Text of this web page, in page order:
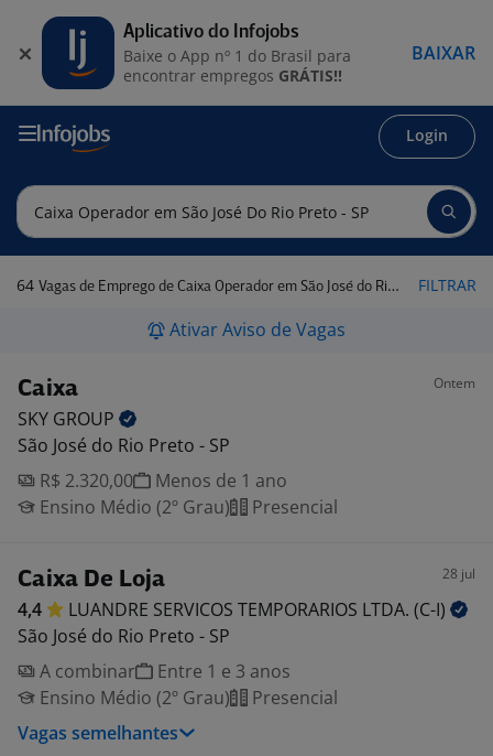
Login
64 Vagas de Emprego de Caixa Operador em São José do Rio Preto - SP FILTRAR
Ativar Aviso de Vagas
Caixa Ontem
SKY GROUP
São José do Rio Preto - SP
R$ 2.320,00
Menos de 1 ano
Ensino Médio (2º Grau)
Presencial
Caixa De Loja 28 jul
4,4 LUANDRE SERVICOS TEMPORARIOS LTDA. (C-I)
São José do Rio Preto - SP
A combinar
Entre 1 e 3 anos
Ensino Médio (2º Grau)
Presencial
Vagas semelhantes
Aplicativo do Infojobs
Baixe o App nº 1 do Brasil para
encontrar empregos GRÁTIS!!
BAIXAR